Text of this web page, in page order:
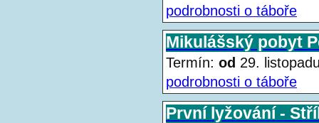
podrobnosti o táboře
Mikulášský pobyt
Termín: od 29.
podrobnosti o táboře
První lyžování -